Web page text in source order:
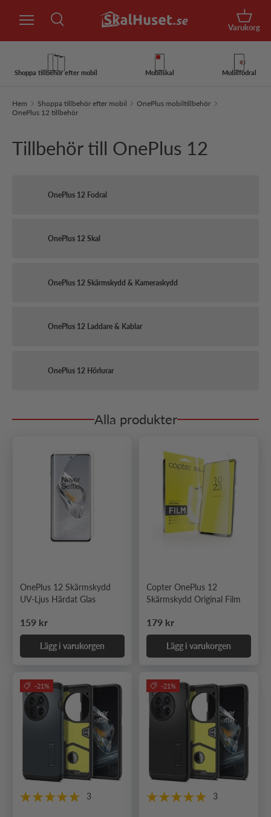
Hoppa till innehåll
Sök
Korg
Varukorg
Shoppa tillbehör efter mobil Mobilskal Mobilfodral
Hem Shoppa tillbehör efter mobil
OnePlus mobiltillbehör
OnePlus 12 tillbehör
Tillbehör till OnePlus 12
OnePlus 12 Fodral
OnePlus 12 Skal
OnePlus 12 Skärmskydd & Kameraskydd
OnePlus 12 Laddare & Kablar
OnePlus 12 Hörlurar
Alla produkter
OnePlus 12 Skärmskydd
UV-Ljus Härdat Glas
Ordinarie pris
159 kr
Lägg i varukorgen
Copter OnePlus 12
Skärmskydd Original Film
Ordinarie pris
179 kr
Lägg i varukorgen
-21%
3
-21%
3